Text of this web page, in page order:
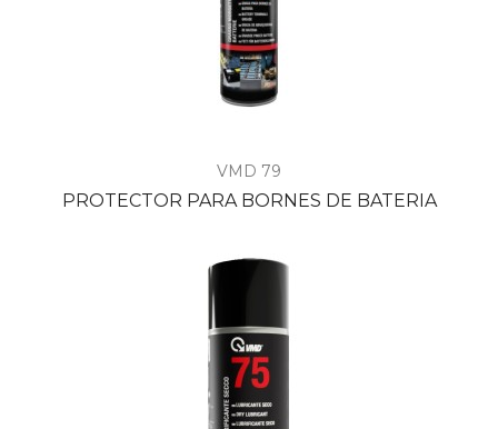
VMD 79
PROTECTOR PARA BORNES DE BATERIA